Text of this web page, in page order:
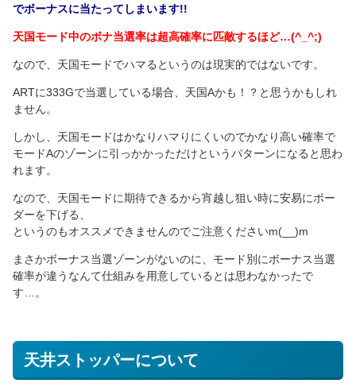
でボーナスに当たってしまいます!!
天国モード中のボナ当選率は超高確率に匹敵するほど…(^_^;)
なので、天国モードでハマるというのは現実的ではないです。
ARTに333Gで当選している場合、天国Aかも！？と思うかもしれ
ません。
しかし、天国モードはかなりハマりにくいのでかなり高い確率で
モードAのゾーンに引っかかっただけというパターンになると思わ
れます。
なので、天国モードに期待できるから宵越し狙い時に安易にボー
ダーを下げる、
というのもオススメできませんのでご注意くださいm(__)m
まさかボーナス当選ゾーンがないのに、モード別にボーナス当選
確率が違うなんて仕組みを用意しているとは思わなかったで
す…。
天井ストッパーについて